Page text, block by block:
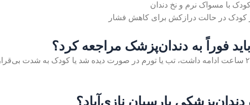
با مسواک نرم و نخ دندان
کودک در حالت درازکش برای کاهش فشار
فوراً به دندان‌پزشک مراجعه کرد؟
دندان‌پزشکی پارسیان نازی‌آباد؟